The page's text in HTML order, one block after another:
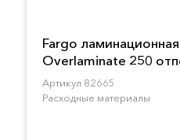
Fargo
Overlaminate 250
Артикул 82665
Расходные материалы